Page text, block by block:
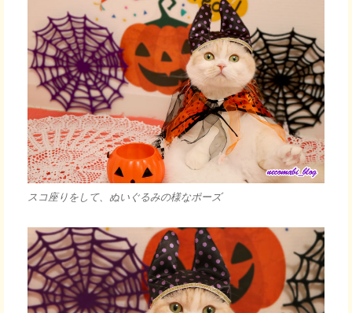
スコ座りをして、ぬいぐるみの様なポーズ